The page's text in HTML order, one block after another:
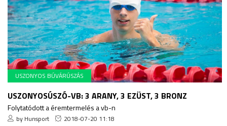
USZONYOS BÚVÁRÚSZÁS
USZONYOSÚSZÓ-VB: 3 ARANY, 3 EZÜST, 3 BRONZ
Folytatódott a éremtermelés a vb-n
by Hunsport 2018-07-20 11:18